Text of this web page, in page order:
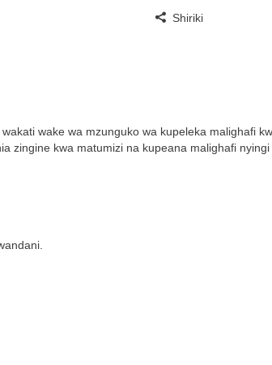
Shiriki
wake wa mzunguko wa kupeleka malighafi
zingine kwa matumizi na kupeana malighafi